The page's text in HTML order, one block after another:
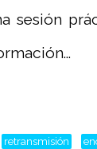
sesión
retransmisión